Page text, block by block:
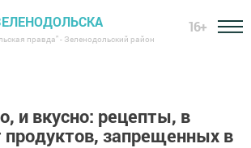
правда" - Зеленодольский район
16+
и вкусно: рецепты, в
продуктов, запрещенных в